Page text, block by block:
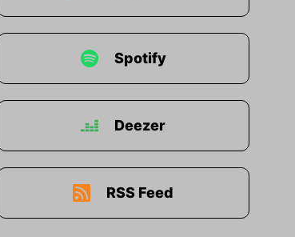
Spotify
Deezer
RSS Feed